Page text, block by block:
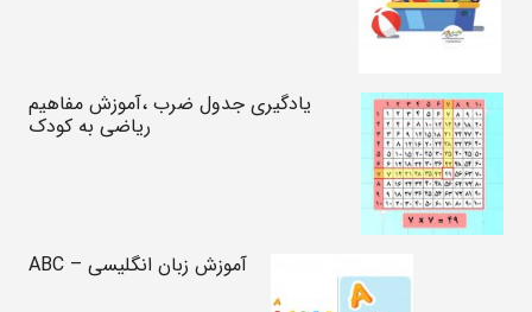
یادگیری جدول ضرب ،آموزش مفاهیم
ریاضی به کودک
آموزش زبان انگلیسی – ABC